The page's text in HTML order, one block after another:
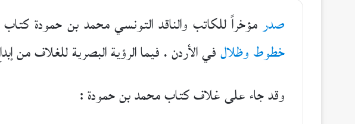
صدرمؤخراً للكاتب والناقد التونسي محمد بن حمودة
خطوط وظلالفي الأردن . فيما الرؤية البصرية للغلاف من
وقد جاء على غلاف كتاب محمد بن حمودة :